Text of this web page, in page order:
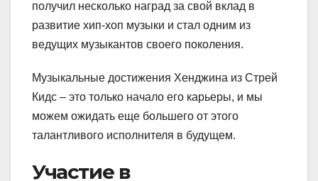
получил несколько наград за свой вклад в
развитие хип-хоп музыки и стал одним из
ведущих музыкантов своего поколения.
Музыкальные достижения Хенджина из Стрей
Кидс – это только начало его карьеры, и мы
можем ожидать еще большего от этого
талантливого исполнителя в будущем.
Участие в